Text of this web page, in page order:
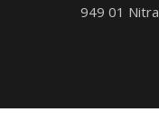
949 01 Nitra